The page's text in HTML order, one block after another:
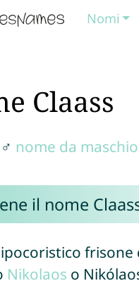
Nomi
Claass
nome da maschio
il nome
ipocoristico frisone
Nikolaos o